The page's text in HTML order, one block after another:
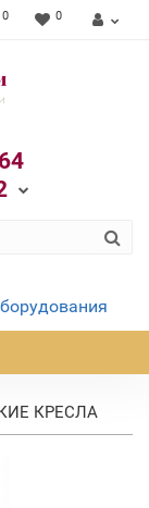
0 0
КРЕСЛА